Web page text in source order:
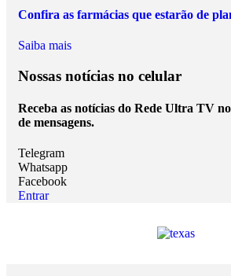
Confira as farmácias que estarão de
Saiba mais
Nossas notícias no celular
Receba as notícias do Rede Ultra TV
de mensagens.
Telegram
Whatsapp
Facebook
Entrar